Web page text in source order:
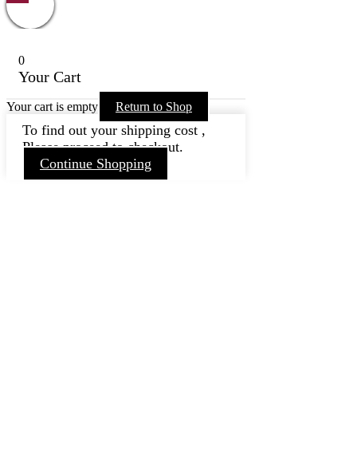
0
Your Cart
Your cart is empty Return to Shop
To find out your shipping cost ,
Please proceed to checkout.
Continue Shopping